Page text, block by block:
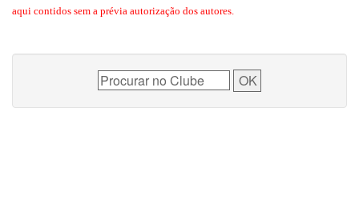
aqui contidos sem a prévia autorização dos autores.